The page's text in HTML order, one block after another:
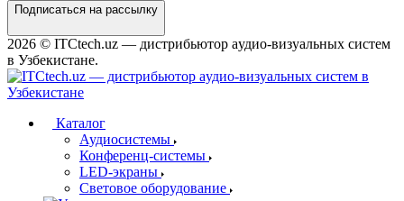
Подписаться на рассылку
2026 © ITCtech.uz — дистрибьютор aудио-визуальных систем
в Узбекистане.
Каталог
Аудиосистемы
Конференц-системы
LED-экраны
Световое оборудование